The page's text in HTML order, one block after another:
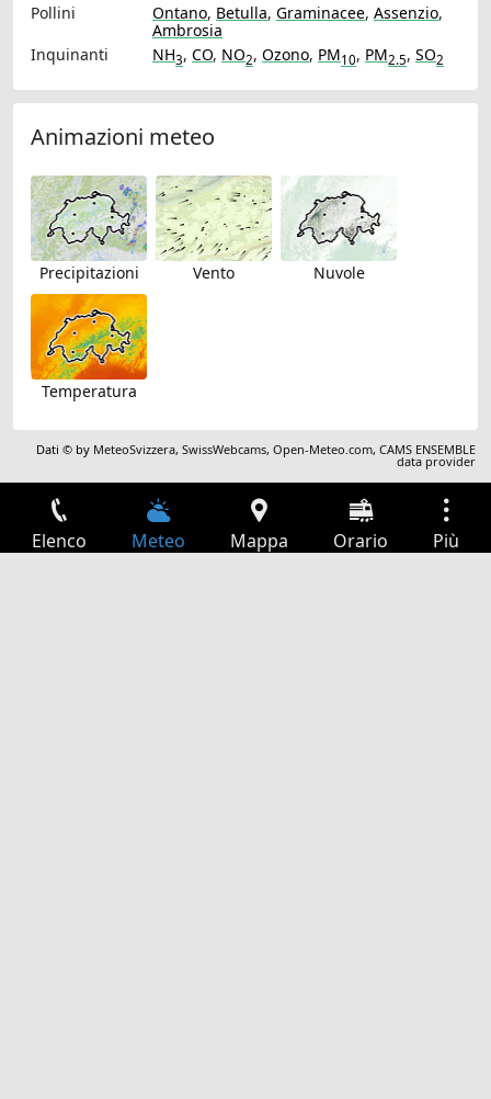
Pollini
Ontano, Betulla, Graminacee, Assenzio,
Ambrosia
Inquinanti
NH3, CO, NO2, Ozono, PM10, PM2.5, SO2
Animazioni meteo
Precipitazioni Vento Nuvole
Temperatura
Dati © by MeteoSvizzera,SwissWebcams,Open-Meteo.com,CAMS ENSEMBLE
data provider
Elenco Meteo Mappa Orario Più